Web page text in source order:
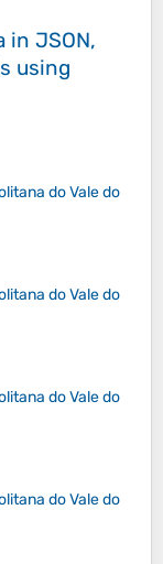
in JSON,
using
do Vale do
do Vale do
do Vale do
do Vale do